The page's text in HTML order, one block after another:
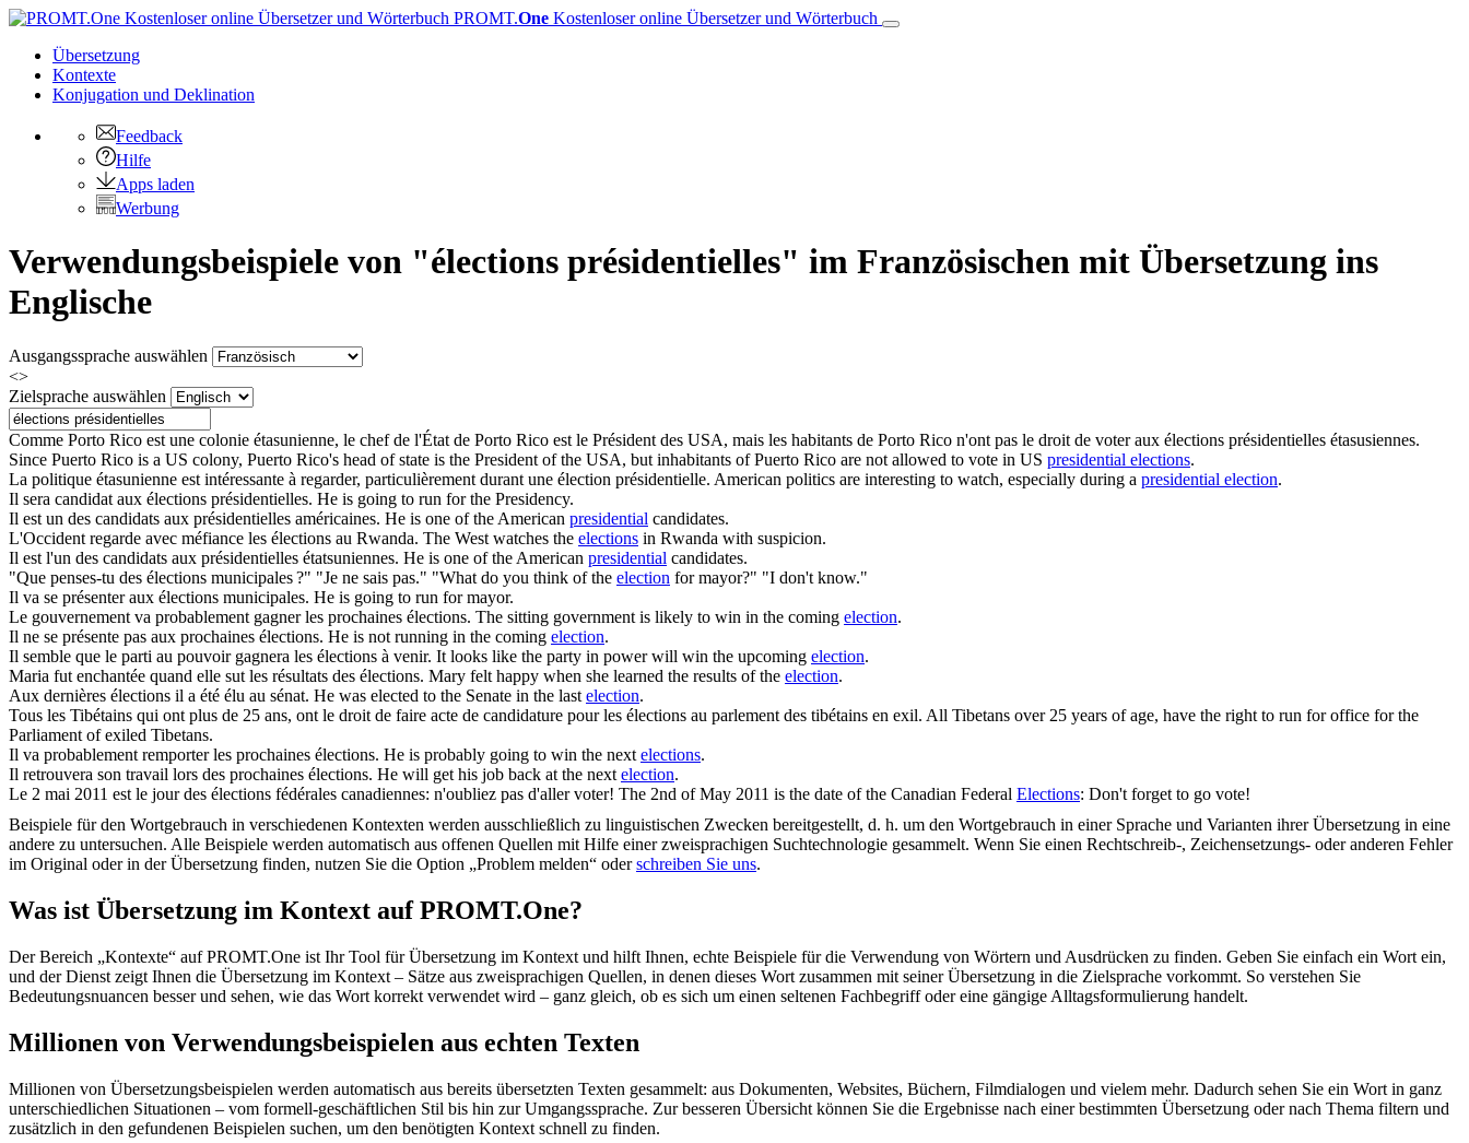
PROMT.One Kostenloser online Übersetzer und Wörterbuch
Übersetzung
Kontexte
Konjugation und Deklination
Feedback
Hilfe
Apps laden
Werbung
Verwendungsbeispiele von "élections présidentielles" im Französischen mit Übersetzung ins
Englische
Ausgangssprache auswählen
<>
Zielsprache auswählen
Comme Porto Rico est une colonie étasunienne, le chef de l'État de Porto Rico est le Président des USA, mais les habitants de Porto Rico n'ont pas le droit de voter aux élections présidentielles étasusiennes.
Since Puerto Rico is a US colony, Puerto Rico's head of state is the President of the USA, but inhabitants of Puerto Rico are not allowed to vote in US presidential elections.
La politique étasunienne est intéressante à regarder, particulièrement durant une élection présidentielle. American politics are interesting to watch, especially during a presidential election.
Il sera candidat aux élections présidentielles. He is going to run for the Presidency.
Il est un des candidats aux présidentielles américaines. He is one of the American presidential candidates.
L'Occident regarde avec méfiance les élections au Rwanda. The West watches the elections in Rwanda with suspicion.
Il est l'un des candidats aux présidentielles étatsuniennes. He is one of the American presidential candidates.
"Que penses-tu des élections municipales ?" "Je ne sais pas." "What do you think of the election for mayor?" "I don't know."
Il va se présenter aux élections municipales. He is going to run for mayor.
Le gouvernement va probablement gagner les prochaines élections. The sitting government is likely to win in the coming election.
Il ne se présente pas aux prochaines élections. He is not running in the coming election.
Il semble que le parti au pouvoir gagnera les élections à venir. It looks like the party in power will win the upcoming election.
Maria fut enchantée quand elle sut les résultats des élections. Mary felt happy when she learned the results of the election.
Aux dernières élections il a été élu au sénat. He was elected to the Senate in the last election.
Tous les Tibétains qui ont plus de 25 ans, ont le droit de faire acte de candidature pour les élections au parlement des tibétains en exil. All Tibetans over 25 years of age, have the right to run for office for the
Parliament of exiled Tibetans.
Il va probablement remporter les prochaines élections. He is probably going to win the next elections.
Il retrouvera son travail lors des prochaines élections. He will get his job back at the next election.
Le 2 mai 2011 est le jour des élections fédérales canadiennes: n'oubliez pas d'aller voter! The 2nd of May 2011 is the date of the Canadian Federal Elections: Don't forget to go vote!
Beispiele für den Wortgebrauch in verschiedenen Kontexten werden ausschließlich zu linguistischen Zwecken bereitgestellt, d. h. um den Wortgebrauch in einer Sprache und Varianten ihrer Übersetzung in eine
andere zu untersuchen. Alle Beispiele werden automatisch aus offenen Quellen mit Hilfe einer zweisprachigen Suchtechnologie gesammelt. Wenn Sie einen Rechtschreib-, Zeichensetzungs- oder anderen Fehler
im Original oder in der Übersetzung finden, nutzen Sie die Option „Problem melden“ oderschreiben Sie uns.
Was ist Übersetzung im Kontext auf PROMT.One?
Der Bereich „Kontexte“ auf PROMT.One ist Ihr Tool für Übersetzung im Kontext und hilft Ihnen, echte Beispiele für die Verwendung von Wörtern und Ausdrücken zu finden. Geben Sie einfach ein Wort ein,
und der Dienst zeigt Ihnen die Übersetzung im Kontext – Sätze aus zweisprachigen Quellen, in denen dieses Wort zusammen mit seiner Übersetzung in die Zielsprache vorkommt. So verstehen Sie
Bedeutungsnuancen besser und sehen, wie das Wort korrekt verwendet wird – ganz gleich, ob es sich um einen seltenen Fachbegriff oder eine gängige Alltagsformulierung handelt.
Millionen von Verwendungsbeispielen aus echten Texten
Millionen von Übersetzungsbeispielen werden automatisch aus bereits übersetzten Texten gesammelt: aus Dokumenten, Websites, Büchern, Filmdialogen und vielem mehr. Dadurch sehen Sie ein Wort in ganz
unterschiedlichen Situationen – vom formell-geschäftlichen Stil bis hin zur Umgangssprache. Zur besseren Übersicht können Sie die Ergebnisse nach einer bestimmten Übersetzung oder nach Thema filtern und
zusätzlich in den gefundenen Beispielen suchen, um den benötigten Kontext schnell zu finden.